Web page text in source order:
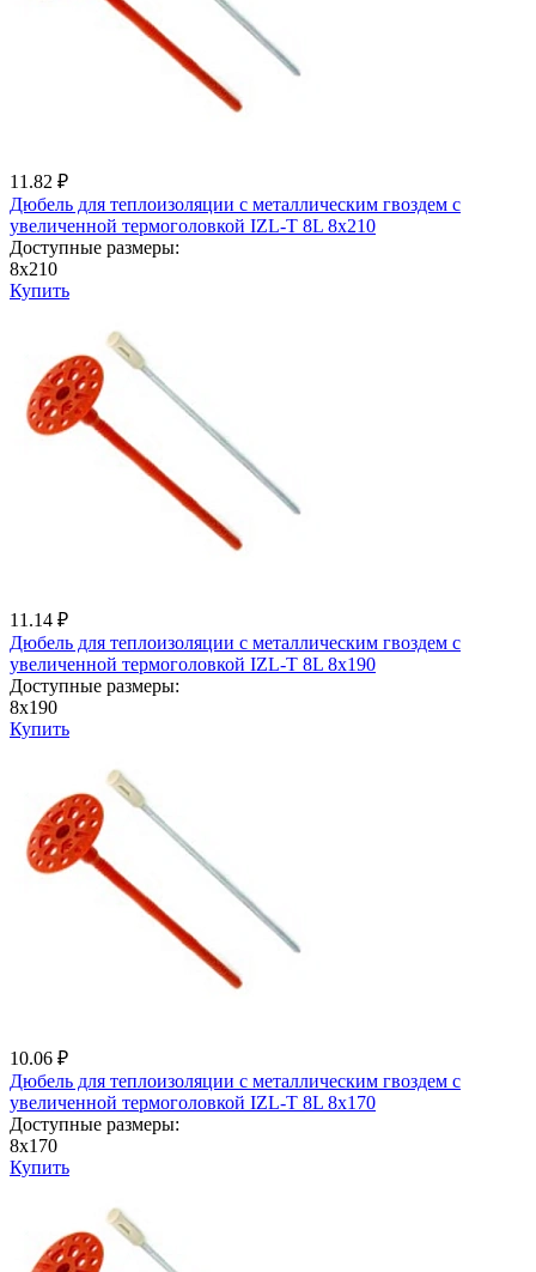
11.82 ₽
Дюбель для теплоизоляции с металличеcким гвоздем с
увеличенной термоголовкой IZL-T 8L 8x210
Доступные размеры:
8x210
Купить
11.14 ₽
Дюбель для теплоизоляции с металличеcким гвоздем с
увеличенной термоголовкой IZL-T 8L 8x190
Доступные размеры:
8x190
Купить
10.06 ₽
Дюбель для теплоизоляции с металличеcким гвоздем с
увеличенной термоголовкой IZL-T 8L 8x170
Доступные размеры:
8x170
Купить